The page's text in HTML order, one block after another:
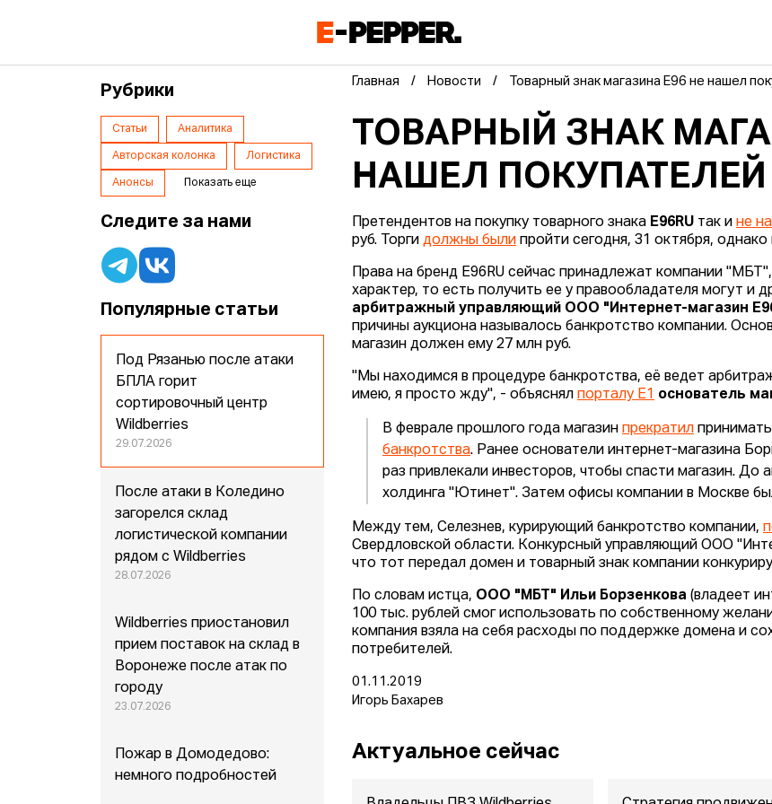
Главная Новости Товарный знак магазина E96 не нашел
ТОВАРНЫЙ ЗНАК
НАШЕЛ ПОКУПАТЕЛЕЙ
Претендентов на покупку товарного знака Е96RU так ине
руб. Торгидолжны были пройти сегодня, 31 октября,
Права на бренд Е96RU сейчас принадлежат компании
характер, то есть получить ее у правообладателя могут и
арбитражный управляющий ООО "Интернет-магазин
причины аукциона называлось банкротство компании.
магазин должен ему 27 млн руб.
"Мы находимся в процедуре банкротства, её ведет
имею, я просто жду", - объяснялпорталу E1 основатель
В феврале прошлого года магазинпрекратил
банкротства. Ранее основатели интернет-магазина
раз привлекали инвесторов, чтобы спасти магазин. До
холдинга "Ютинет". Затем офисы компании в Москве
Между тем, Селезнев, курирующий банкротство компании,
Свердловской области. Конкурсный управляющий ООО
что тот передал домен и товарный знак компании
По словам истца, ООО "МБТ" Ильи Борзенкова (владеет
100 тыс. рублей смог использовать по собственному
компания взяла на себя расходы по поддержке домена и
потребителей.
01.11.2019
Игорь Бахарев
Актуальное сейчас
Рубрики
Статьи Аналитика
Авторская колонка Логистика
Анонсы Показать еще
Следите за нами
Популярные статьи
Под Рязанью после атаки
БПЛА горит
сортировочный центр
Wildberries
29.07.2026
После атаки в Коледино
загорелся склад
логистической компании
рядом с Wildberries
28.07.2026
Wildberries приостановил
прием поставок на склад в
Воронеже после атак по
городу
23.07.2026
Пожар в Домодедово:
немного подробностей